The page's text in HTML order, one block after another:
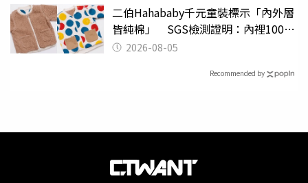
二伯Hahababy千元童裝標示「內外層
皆純棉」 SGS檢測證明：內裡100%
聚酯纖維
2026-08-05
Recommended by